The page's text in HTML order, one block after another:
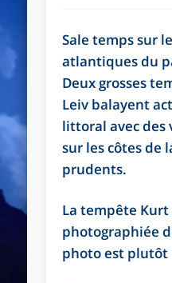
Sale temps sur
atlantiques du
Deux grosses
Leiv balayent
littoral avec des
sur les côtes de
prudents.
La tempête Kurt
photographiée
photo est plutôt